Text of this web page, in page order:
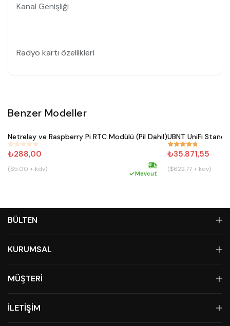
Radyo kartı özellikleri
Kanal Genişliği
Benzer Modeller
#911
Satın Al
Netrelay ve Raspberry Pi RTC Modülü (Pil Dahil)
₺288,00
($5.00 + kdv) Hızlı kargo
Mevcut
#861
UBNT UniFi
₺35.871,55
($622.77 + kdv)
BÜLTEN
KURUMSAL
MÜŞTERİ
İLETİŞİM